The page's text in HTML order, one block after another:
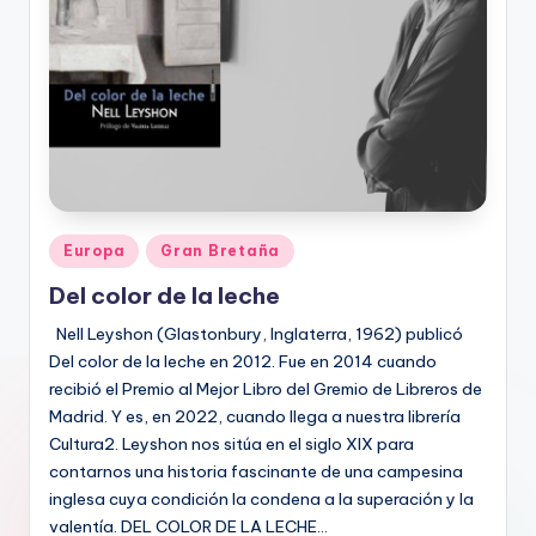
Publicado
en
Europa Gran Bretaña
Del color de la leche
Nell Leyshon (Glastonbury, Inglaterra, 1962) publicó
Del color de la leche en 2012. Fue en 2014 cuando
recibió el Premio al Mejor Libro del Gremio de Libreros de
Madrid. Y es, en 2022, cuando llega a nuestra librería
Cultura2. Leyshon nos sitúa en el siglo XIX para
contarnos una historia fascinante de una campesina
inglesa cuya condición la condena a la superación y la
valentía. DEL COLOR DE LA LECHE…